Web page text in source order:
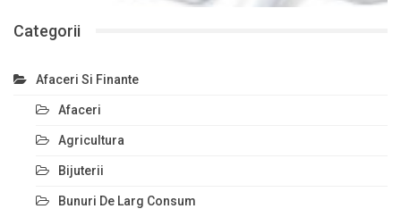
Categorii
Afaceri Si Finante
Afaceri
Agricultura
Bijuterii
Bunuri De Larg Consum